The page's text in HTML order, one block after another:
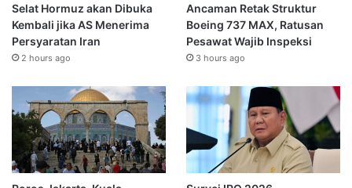
Selat Hormuz akan Dibuka
Kembali jika AS Menerima
Persyaratan Iran
2 hours ago
Ancaman Retak Struktur
Boeing 737 MAX, Ratusan
Pesawat Wajib Inspeksi
3 hours ago